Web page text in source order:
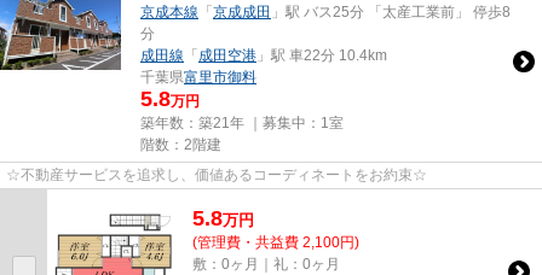
京成本線 「京成成田 」駅 バス25分 「太産工業前」 停歩8
分
成田線 「成田空港 」駅 車22分 10.4km
千葉県富里市御料
5.8万円
築年数：築21年 ｜募集中： 1室
階数：2階建
☆不動産サービスを追求し、価値あるコーディネートをお約束☆
5.8万円
(管理費・共益費 2,100円)
敷：0ヶ月｜礼：0ヶ月